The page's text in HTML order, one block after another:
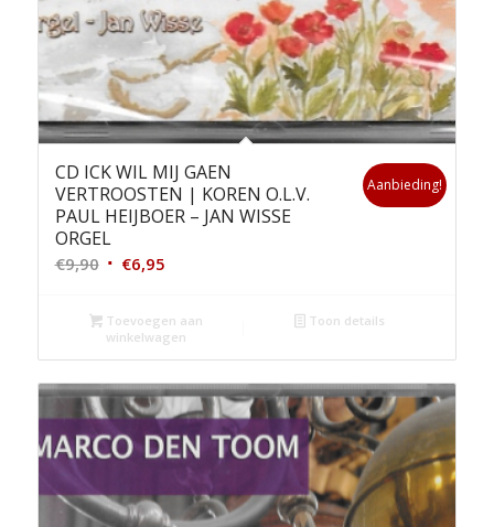
CD ICK WIL MIJ GAEN
VERTROOSTEN | KOREN O.L.V.
PAUL HEIJBOER – JAN WISSE
ORGEL
€9,90 Oorspronkelijke
was:
€9,90.
€6,95Huidige
is:
€6,95.
Aanbieding!
Toevoegen aan
winkelwagen
Toon details